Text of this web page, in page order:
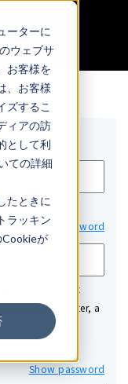
ーターに
ウェブサ
お客様を
、お客様
ズするこ
ィアの訪
として利
ての詳細
たときに
ラッキン
が
Show password
and include at
uppercase letter, a
Show password